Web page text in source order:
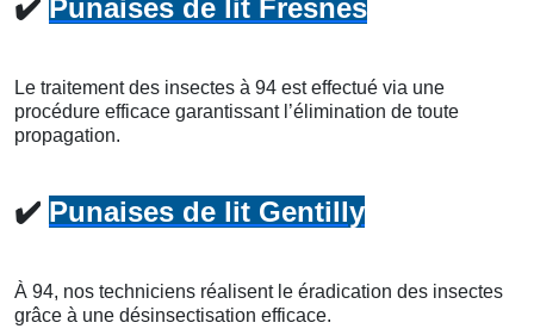
✔️ Punaises de lit Fresnes
Le traitement des insectes à 94 est effectué via une
procédure efficace garantissant l’élimination de toute
propagation.
✔️ Punaises de lit Gentilly
À 94, nos techniciens réalisent le éradication des insectes
grâce à une désinsectisation efficace.